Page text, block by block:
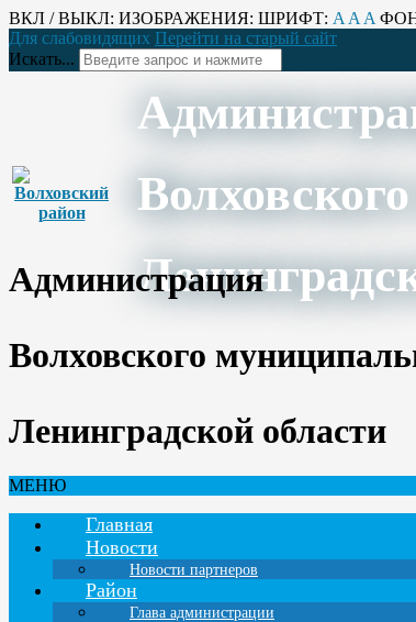
ВКЛ / ВЫКЛ: ИЗОБРАЖЕНИЯ: ШРИФТ: A A A
Для слабовидящих Перейти на старый сайт
Искать...
Администрация
Волховского
Ленинградской области
МЕНЮ
Главная
Новости
Новости партнеров
Район
Глава администрации